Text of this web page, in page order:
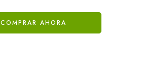
COMPRAR AHORA